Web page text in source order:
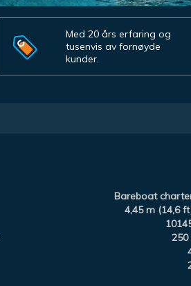
Med 20 års erfaring og
tusenvis av fornøyde
kunder.
Bareboat
4,45 m (14,6
250